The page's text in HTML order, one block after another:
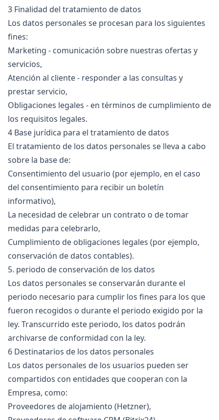
3 Finalidad del tratamiento de datos
Los datos personales se procesan para los siguientes
fines:
Marketing - comunicación sobre nuestras ofertas y
servicios,
Atención al cliente - responder a las consultas y
prestar servicio,
Obligaciones legales - en términos de cumplimiento de
los requisitos legales.
4 Base jurídica para el tratamiento de datos
El tratamiento de los datos personales se lleva a cabo
sobre la base de:
Consentimiento del usuario (por ejemplo, en el caso
del consentimiento para recibir un boletín
informativo),
La necesidad de celebrar un contrato o de tomar
medidas para celebrarlo,
Cumplimiento de obligaciones legales (por ejemplo,
conservación de datos contables).
5. periodo de conservación de los datos
Los datos personales se conservarán durante el
periodo necesario para cumplir los fines para los que
fueron recogidos o durante el periodo exigido por la
ley. Transcurrido este periodo, los datos podrán
archivarse de conformidad con la ley.
6 Destinatarios de los datos personales
Los datos personales de los usuarios pueden ser
compartidos con entidades que cooperan con la
Empresa, como:
Proveedores de alojamiento (Hetzner),